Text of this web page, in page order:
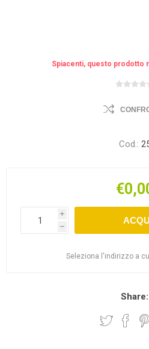
Spiacenti, questo prodotto
Cod.:
i
h
Seleziona l'indirizzo a
Share: